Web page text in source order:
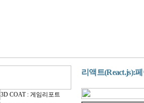
3D COAT : 게임리포트
리액트(React.js):